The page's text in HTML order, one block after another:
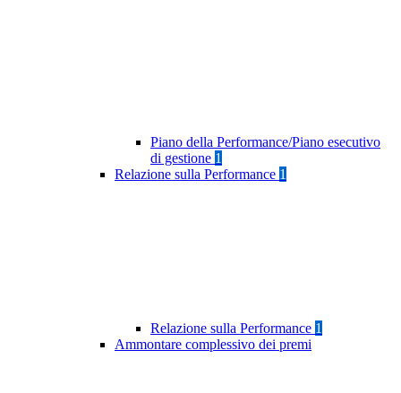
Piano della Performance/Piano esecutivo
di gestione 1
Relazione sulla Performance 1
Relazione sulla Performance 1
Ammontare complessivo dei premi